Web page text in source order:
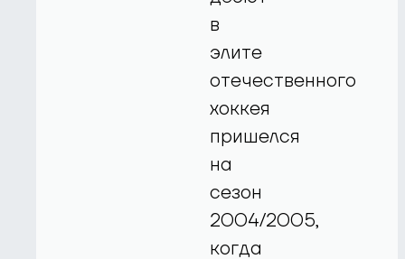
в
элите
отечественного
хоккея
пришелся
на
сезон
2004/2005,
когда